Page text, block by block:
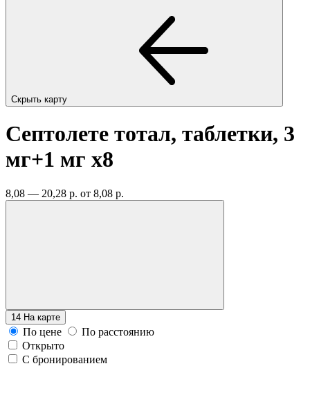
Скрыть карту
Септолете тотал, таблетки, 3
мг+1 мг x8
8,08 — 20,28 р. от 8,08 р.
14 На карте
По цене
По расстоянию
Открыто
С бронированием